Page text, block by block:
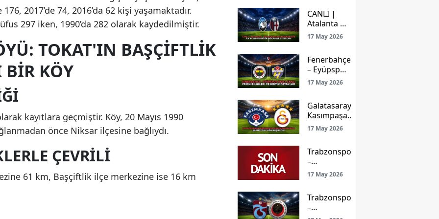
176, 2017’de 74, 2016’da 62 kişi yaşamaktadır.
297 iken, 1990’da 282 olarak kaydedilmiştir.
TOKAT'IN BAŞÇIFTLIK
BIR KÖY
kayıtlara geçmiştir. Köy, 20 Mayıs 1990
önce Niksar ilçesine bağlıydı.
ÇEVRILI
61 km, Başçiftlik ilçe merkezine ise 16 km
Bilgileri ve
Detaylar
CANLI |
Atalanta –
Bologna
Maçı
İşte İlk
11’ler ve
Kritik
Detayları
17 May 2026
Fenerbahçe
– Eyüpspor
Maçı Canlı
Yayın
Kritik
Detaylar
17 May 2026
Galatasaray
Kasımpaşa
Deplasmanında
Şampiyonluğa
17 May 2026
Trabzonspor
–
Gençlerbirliği
Maçı: Ligde
ve Prestij
Mücadelesi
17 May 2026
Trabzonspor
–